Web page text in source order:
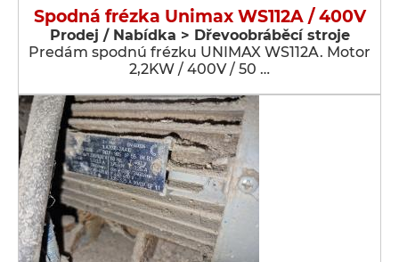
Spodná frézka Unimax WS112A / 400V
Prodej / Nabídka > Dřevoobráběcí stroje
Predám spodnú frézku UNIMAX WS112A. Motor
2,2KW / 400V / 50 …